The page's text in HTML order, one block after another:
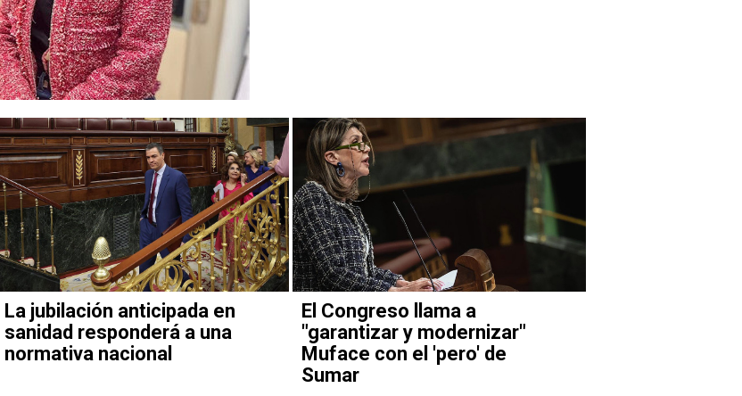
La jubilación anticipada en
sanidad responderá a una
normativa nacional
El Congreso llama a
"garantizar y modernizar"
Muface con el 'pero' de
Sumar